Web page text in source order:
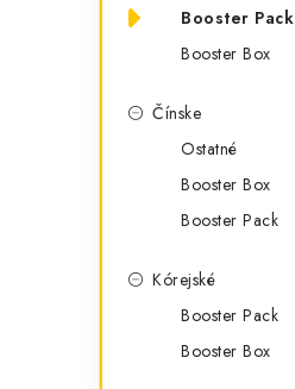
Booster Pack
Booster Box
Čínske
Ostatné
Booster Box
Booster Pack
Kórejské
Booster Pack
Booster Box